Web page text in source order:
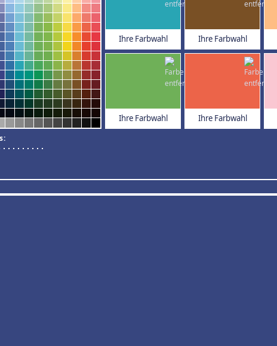
Ihre Farbwahl Ihre Farbwahl
Ihre Farbwahl Ihre Farbwahl